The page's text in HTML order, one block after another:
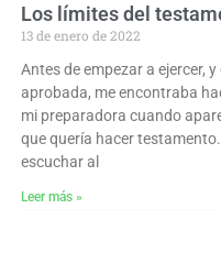
Los límites del
13 de enero de 2022
Antes de empezar a ejercer,
aprobada, me encontraba
mi preparadora cuando
que quería hacer
escuchar al
Leer más »